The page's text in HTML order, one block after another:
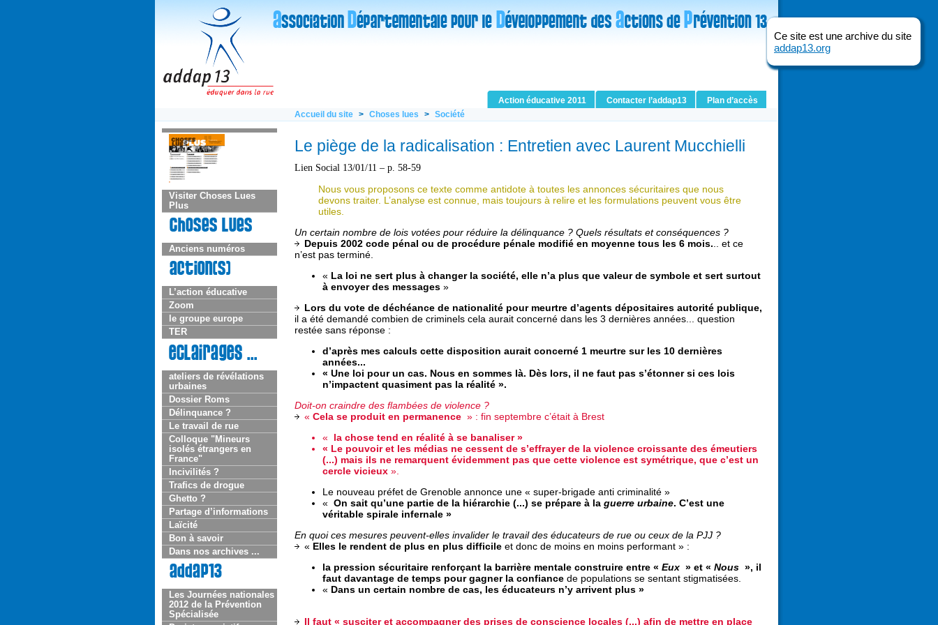
Action éducative 2011 Contacter l’addap13
Plan d’accès
Accueil du site > Choses lues > Société
Visiter Choses Lues
Plus
Anciens numéros
L’action éducative
Zoom
le groupe europe
TER
ateliers de révélations
urbaines
Dossier Roms
Délinquance ?
Le travail de rue
Colloque "Mineurs
isolés étrangers en
France"
Incivilités ?
Trafics de drogue
Ghetto ?
Partage d’informations
Laïcité
Bon à savoir
Dans nos archives ...
Les Journées nationales
2012 de la Prévention
Spécialisée
Le piège de la radicalisation : Entretien avec Laurent Mucchielli
Lien Social 13/01/11 – p. 58-59
Nous vous proposons ce texte comme antidote à toutes les annonces sécuritaires que nous
devons traiter. L’analyse est connue, mais toujours à relire et les formulations peuvent vous être
utiles.
Un certain nombre de lois votées pour réduire la délinquance ? Quels résultats et conséquences ?
Depuis 2002 code pénal ou de procédure pénale modifié en moyenne tous les 6 mois. .. et ce
n’est pas terminé.
« La loi ne sert plus à changer la société, elle n’a plus que valeur de symbole et sert surtout
à envoyer des messages »
Lors du vote de déchéance de nationalité pour meurtre d’agents dépositaires autorité publique,
il a été demandé combien de criminels cela aurait concerné dans les 3 dernières années... question
restée sans réponse :
d’après mes calculs cette disposition aurait concerné 1 meurtre sur les 10 dernières
années...
« Une loi pour un cas. Nous en sommes là. Dès lors, il ne faut pas s’étonner si ces lois
n’impactent quasiment pas la réalité ».
Doit-on craindre des flambées de violence ?
« Cela se produit en permanence » : fin septembre c’était à Brest
«
la chose tend en réalité à se banaliser »
« Le pouvoir et les médias ne cessent de s’effrayer de la violence croissante des émeutiers
(...) mais ils ne remarquent évidemment pas que cette violence est symétrique, que c’est un
cercle vicieux ».
Le nouveau préfet de Grenoble annonce une « super-brigade anti criminalité »
« On sait qu’une partie de la hiérarchie (...) se prépare à la guerre urbaine. C’est une
véritable spirale infernale »
En quoi ces mesures peuvent-elles invalider le travail des éducateurs de rue ou ceux de la PJJ ?
« Elles le rendent de plus en plus difficile et donc de moins en moins performant » :
la pression sécuritaire renforçant la barrière mentale construire entre « Eux » et « Nous », il
faut davantage de temps pour gagner la confiance de populations se sentant stigmatisées.
« Dans un certain nombre de cas, les éducateurs n’y arrivent plus »
Il faut « susciter et accompagner des prises de conscience locales (...) afin de mettre en place
Ce site est une archive du site
addap13.org